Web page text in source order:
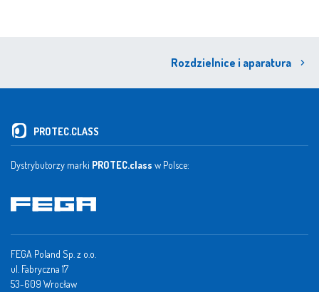
Rozdzielnice i aparatura
PROTEC.CLASS
Dystrybutorzy marki PROTEC.class w Polsce:
FEGA Poland Sp. z o.o.
ul. Fabryczna 17
53-609 Wrocław